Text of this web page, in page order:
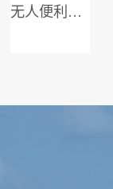
无人便利店系统